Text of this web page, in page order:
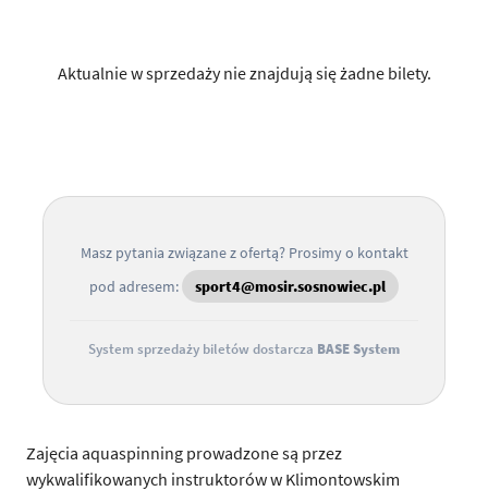
Aktualnie w sprzedaży nie znajdują się żadne bilety.
Masz pytania związane z ofertą? Prosimy o kontakt
pod adresem:
sport4@mosir.sosnowiec.pl
System sprzedaży biletów dostarcza BASE System
Zajęcia aquaspinning prowadzone są przez
wykwalifikowanych instruktorów w Klimontowskim